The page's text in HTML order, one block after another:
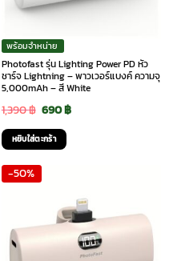
พร้อมจำหน่าย
Photofast รุ่น Lighting Power PD หัว
ชาร์จ Lightning – พาวเวอร์แบงค์ ความจุ
5,000mAh – สี White
1,390฿ Original
price
was:
1,390 ฿.
690฿Current
หยิบใส่ตะกร้า
-50%